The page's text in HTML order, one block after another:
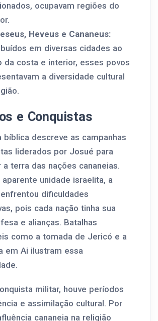
ocupavam regiões do
Heveus e Cananeus:
em diversas cidades ao
da costa e interior, esses povos
a diversidade cultural
e Conquistas
bíblica descreve as campanhas
liderados por Josué para
a terra das nações cananeias.
unidade israelita, a
dificuldades
pois cada nação tinha sua
e alianças. Batalhas
como a tomada de Jericó e a
em Ai ilustram essa
militar, houve períodos
e assimilação cultural. Por
cananeia na religião